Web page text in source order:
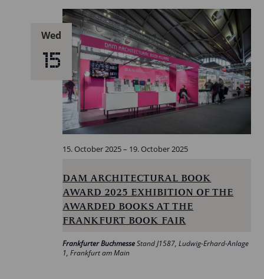
Wed
15
DAM ARCHITECTURAL BOOK
AWARD 2025 EXHIBITION OF THE
AWARDED BOOKS AT THE
FRANKFURT BOOK FAIR
15. October 2025– 19. October 2025
Frankfurter BuchmesseStand J1587, Ludwig-Erhard-Anlage
1, Frankfurt am Main